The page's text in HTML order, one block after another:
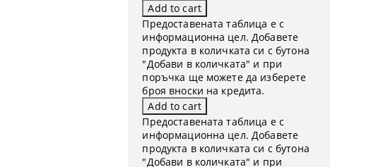
Предоставената таблица е с
информационна цел. Добавете
продукта в количката си с бутона
"Добави в количката" и при
поръчка ще можете да изберете
броя вноски на кредита.
Предоставената таблица е с
информационна цел. Добавете
продукта в количката си с бутона
"Добави в количката" и при